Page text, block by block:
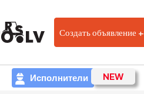
Создать объявление +
Исполнители